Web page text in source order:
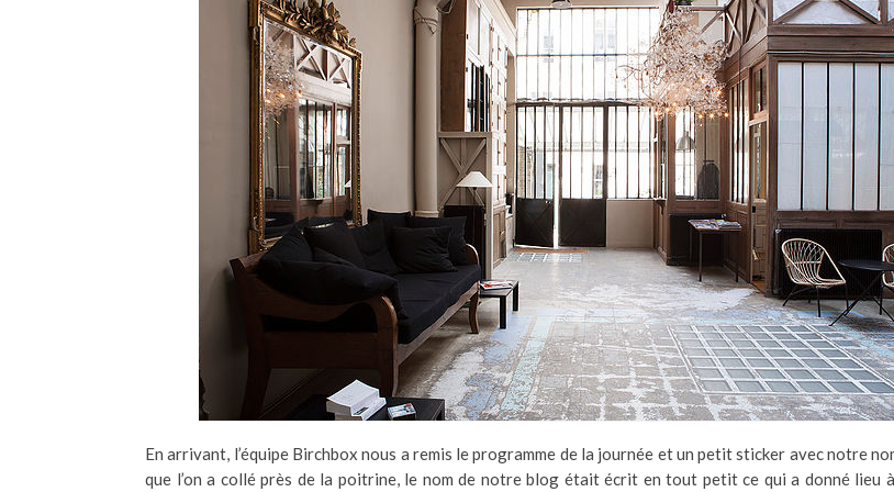
En arrivant, l’équipe Birchbox nous a remis le programme de la journée et un petit sticker avec notre
que l’on a collé près de la poitrine, le nom de notre blog était écrit en tout petit ce qui a donné lieu à